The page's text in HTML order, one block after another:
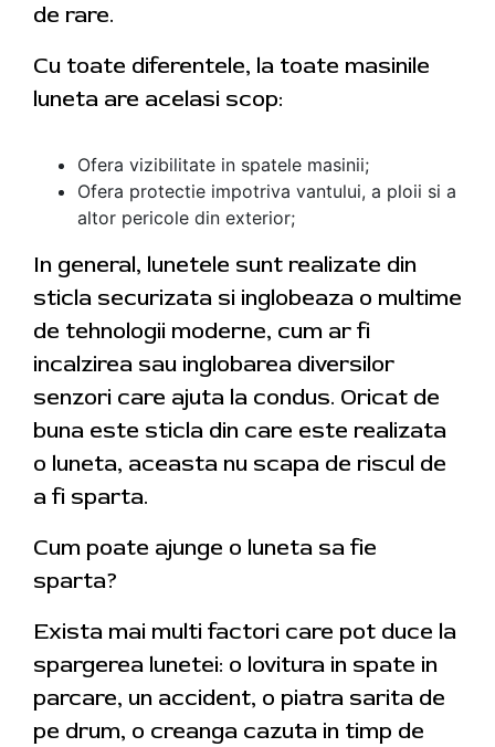
de rare.
Cu toate diferentele, la toate masinile
luneta are acelasi scop:
Ofera vizibilitate in spatele masinii;
Ofera protectie impotriva vantului, a ploii si a
altor pericole din exterior;
In general, lunetele sunt realizate din
sticla securizata si inglobeaza o multime
de tehnologii moderne, cum ar fi
incalzirea sau inglobarea diversilor
senzori care ajuta la condus. Oricat de
buna este sticla din care este realizata
o luneta, aceasta nu scapa de riscul de
a fi sparta.
Cum poate ajunge o luneta sa fie
sparta?
Exista mai multi factori care pot duce la
spargerea lunetei: o lovitura in spate in
parcare, un accident, o piatra sarita de
pe drum, o creanga cazuta in timp de